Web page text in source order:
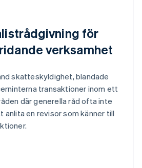
för
verksamhet
skatteskyldighet, blandade
transaktioner inom ett
där generella råd ofta inte
anlita en revisor som känner till